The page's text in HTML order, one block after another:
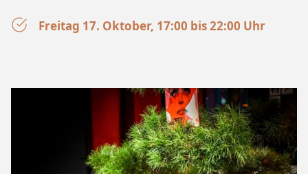
Freitag 17. Oktober, 17:00 bis 22:00 Uhr